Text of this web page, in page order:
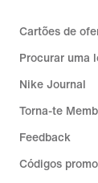
Cartões de
Procurar uma
Nike Journal
Torna-te
Feedback
Códigos